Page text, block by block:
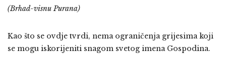
(Brhad-visnu Purana)
Kao što se ovdje tvrdi, nema ograničenja grijesima koji
se mogu iskorijeniti snagom svetog imena Gospodina.